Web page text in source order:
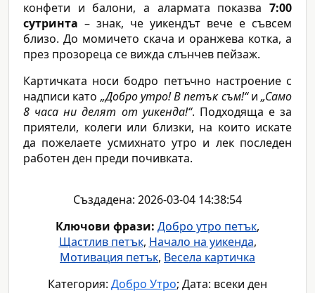
конфети и балони, а алармата показва 7:00
сутринта – знак, че уикендът вече е съвсем
близо. До момичето скача и оранжева котка, а
през прозореца се вижда слънчев пейзаж.
Картичката носи бодро петъчно настроение с
надписи като „Добро утро! В петък съм!“и „Само
8 часа ни делят от уикенда!“. Подходяща е за
приятели, колеги или близки, на които искате
да пожелаете усмихнато утро и лек последен
работен ден преди почивката.
Създадена: 2026-03-04 14:38:54
Ключови фрази: Добро утро петък,
Щастлив петък, Начало на уикенда,
Мотивация петък, Весела картичка
Категория: Добро Утро; Дата: всеки ден